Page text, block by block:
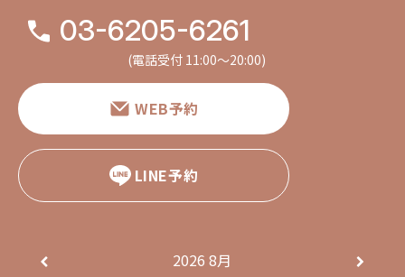
03-6205-6261
(電話受付 11:00〜20:00)
WEB予約
LINE予約
2026 8月